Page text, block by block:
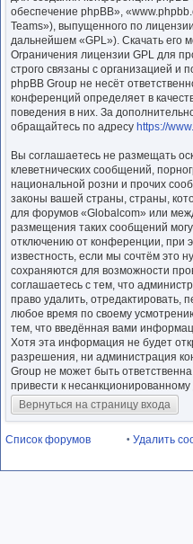
обеспечение phpBB»,
Teams»), выпущенного по
дальнейшем «GPL»). Скачать его
Ограничения лицензии GPL для
строго связаны с организацией и
phpBB Group не несёт
конференций определяет в
поведения в них. За
обращайтесь по адресу https://
Вы соглашаетесь не размещать
клеветнических сообщений,
национальной розни и прочих
законы вашей страны, страны,
для форумов «Globalcom» или
размещения таких сообщений
отключению от конференции, при
известность, если мы сочтём это
сохраняются для возможности
соглашаетесь с тем, что
право удалить, отредактировать,
любое время по своему
тем, что введённая вами
Хотя эта информация не будет
разрешения, ни администрация
Group не может быть
привести к несанкционированному
Вернуться на страницу входа
Список форумов • Удалить